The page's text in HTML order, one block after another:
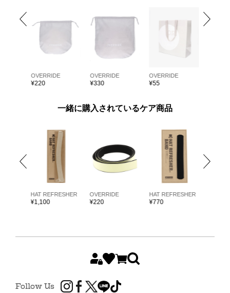
OVERRIDE
¥220
OVERRIDE
¥330
OVERRIDE
¥55
一緒に購入されているケア商品
HAT REFRESHER
¥1,100
OVERRIDE
¥220
HAT REFRESHER
¥770
Follow Us